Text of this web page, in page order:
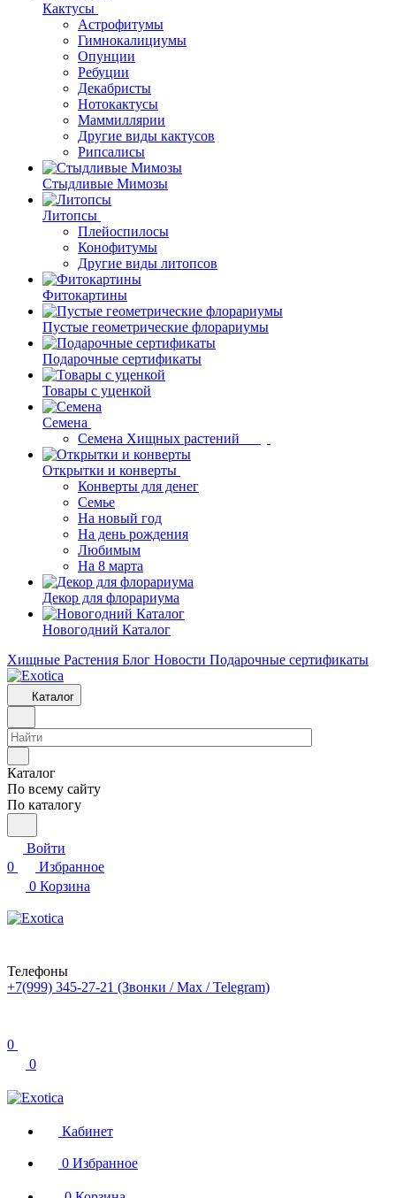
Кактусы
Астрофитумы
Гимнокалициумы
Опунции
Ребуции
Декабристы
Нотокактусы
Маммиллярии
Другие виды кактусов
Рипсалисы
Стыдливые Мимозы
Литопсы
Плейоспилосы
Конофитумы
Другие виды литопсов
Фитокартины
Пустые геометрические флорариумы
Подарочные сертификаты
Товары с уценкой
Семена
Семена Хищных растений
Открытки и конверты
Конверты для денег
Семье
На новый год
На день рождения
Любимым
На 8 марта
Декор для флорариума
Новогодний Каталог
Хищные Растения Блог Новости Подарочные сертификаты
Каталог
Каталог
По всему сайту
По каталогу
Войти
0
Избранное
0 Корзина
Телефоны
+7(999) 345-27-21 (Звонки / Max / Telegram)
0
0
Кабинет
0 Избранное